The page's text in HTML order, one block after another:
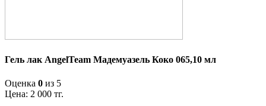
Гель лак AngelTeam Мадемуазель Коко 065,10 мл
Оценка 0 из 5
Цена: 2 000 тг.